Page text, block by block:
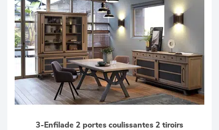
3-Enfilade 2 portes coulissantes 2 tiroirs